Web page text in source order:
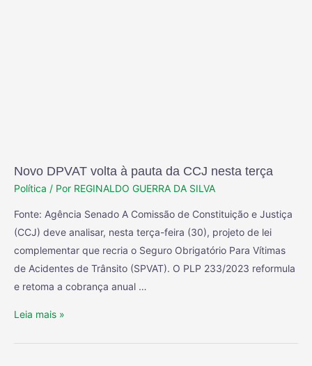
Novo DPVAT volta à pauta da CCJ nesta terça
Política / Por REGINALDO GUERRA DA SILVA
Fonte: Agência Senado A Comissão de Constituição e Justiça
(CCJ) deve analisar, nesta terça-feira (30), projeto de lei
complementar que recria o Seguro Obrigatório Para Vítimas
de Acidentes de Trânsito (SPVAT). O PLP 233/2023 reformula
e retoma a cobrança anual …
Leia mais »